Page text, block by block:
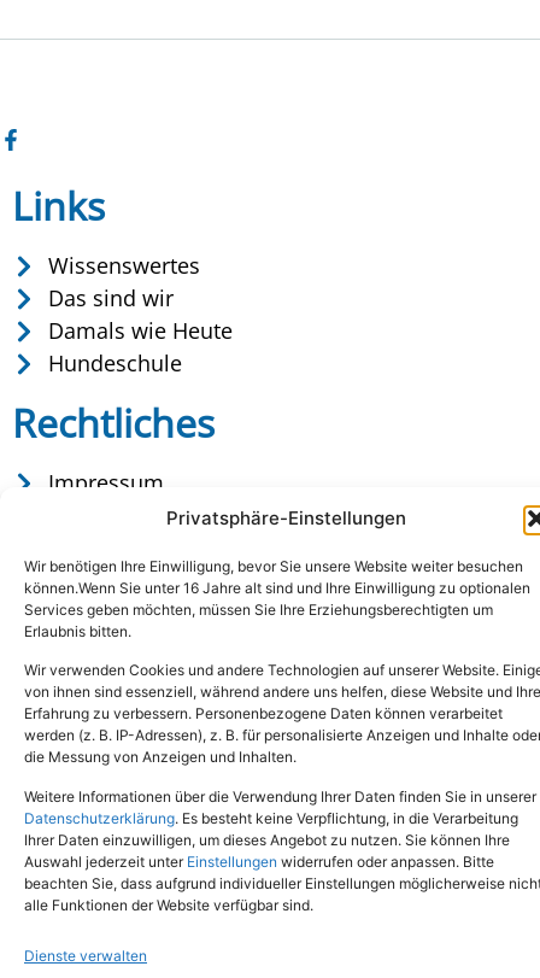
Privatsphäre-Einstellungen
Wir benötigen Ihre Einwilligung, bevor Sie unsere Website weiter besuchen
können.Wenn Sie unter 16 Jahre alt sind und Ihre Einwilligung zu optionalen
Services geben möchten, müssen Sie Ihre Erziehungsberechtigten um
Erlaubnis bitten.
Wir verwenden Cookies und andere Technologien auf unserer Website.
von ihnen sind essenziell, während andere uns helfen, diese Website und Ihre
Erfahrung zu verbessern. Personenbezogene Daten können verarbeitet
werden (z. B. IP-Adressen), z. B. für personalisierte Anzeigen und Inhalte
die Messung von Anzeigen und Inhalten.
Weitere Informationen über die Verwendung Ihrer Daten finden Sie in unserer
Datenschutzerklärung. Es besteht keine Verpflichtung, in die Verarbeitung
Ihrer Daten einzuwilligen, um dieses Angebot zu nutzen. Sie können Ihre
Auswahl jederzeit unter Einstellungen widerrufen oder anpassen. Bitte
beachten Sie, dass aufgrund individueller Einstellungen möglicherweise
alle Funktionen der Website verfügbar sind.
Dienste verwalten
Links
Wissenswertes
Das sind wir
Damals wie Heute
Hundeschule
Rechtliches
Impressum
Datenschutz
Copyright © 2024. Alle Rechte vorbehalten.
Tel.: (02651) - 77438info@tierheim-mayen.de
In der Pluns 1, 56727 Mayen